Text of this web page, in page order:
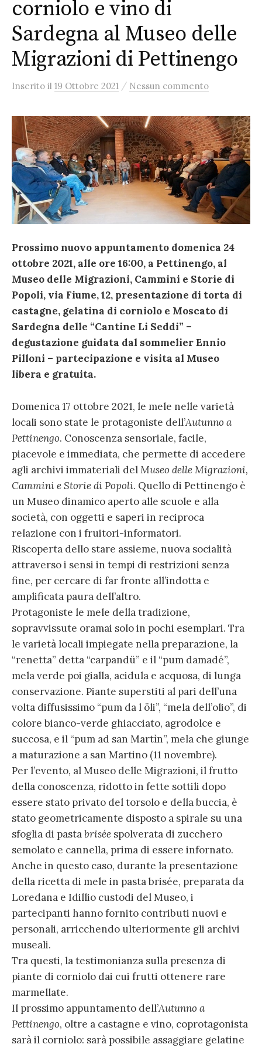
corniolo e vino di
Sardegna al Museo delle
Migrazioni di Pettinengo
Inserito il 19 Ottobre 2021 / Nessun commento
Prossimo nuovo appuntamento domenica 24
ottobre 2021, alle ore 16:00, a Pettinengo, al
Museo delle Migrazioni, Cammini e Storie di
Popoli, via Fiume, 12, presentazione di torta di
castagne, gelatina di corniolo e Moscato di
Sardegna delle “Cantine Li Seddi” –
degustazione guidata dal sommelier Ennio
Pilloni – partecipazione e visita al Museo
libera e gratuita.
Domenica 17 ottobre 2021, le mele nelle varietà
locali sono state le protagoniste dell’Autunno a
Pettinengo. Conoscenza sensoriale, facile,
piacevole e immediata, che permette di accedere
agli archivi immateriali delMuseo delle Migrazioni,
Cammini e Storie di Popoli. Quello di Pettinengo è
un Museo dinamico aperto alle scuole e alla
società, con oggetti e saperi in reciproca
relazione con i fruitori-informatori.
Riscoperta dello stare assieme, nuova socialità
attraverso i sensi in tempi di restrizioni senza
fine, per cercare di far fronte all’indotta e
amplificata paura dell’altro.
Protagoniste le mele della tradizione,
sopravvissute oramai solo in pochi esemplari. Tra
le varietà locali impiegate nella preparazione, la
“renetta” detta “carpandü” e il “pum damadé”,
mela verde poi gialla, acidula e acquosa, di lunga
conservazione. Piante superstiti al pari dell’una
volta diffusissimo “pum da l öli”, “mela dell’olio”, di
colore bianco-verde ghiacciato, agrodolce e
succosa, e il “pum ad san Martìn”, mela che giunge
a maturazione a san Martino (11 novembre).
Per l’evento, al Museo delle Migrazioni, il frutto
della conoscenza, ridotto in fette sottili dopo
essere stato privato del torsolo e della buccia, è
stato geometricamente disposto a spirale su una
sfoglia di pastabrisée spolverata di zucchero
semolato e cannella, prima di essere infornato.
Anche in questo caso, durante la presentazione
della ricetta di mele in pasta brisée, preparata da
Loredana e Idillio custodi del Museo, i
partecipanti hanno fornito contributi nuovi e
personali, arricchendo ulteriormente gli archivi
museali.
Tra questi, la testimonianza sulla presenza di
piante di corniolo dai cui frutti ottenere rare
marmellate.
Il prossimo appuntamento dell’Autunno a
Pettinengo, oltre a castagne e vino, coprotagonista
sarà il corniolo: sarà possibile assaggiare gelatine